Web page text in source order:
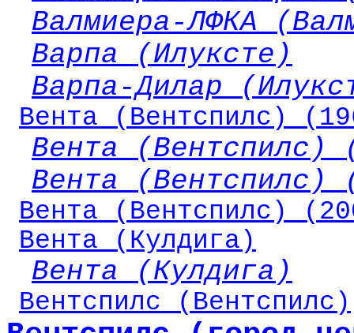
Валмиера-ЛФКА
Варпа (Илуксте)
Варпа-Дилар
Вента (Вентспилс)
Вента (Вентспилс)
Вента (Вентспилс)
Вента (Вентспилс)
Вента (Кулдига)
Вента (Кулдига)
Вентспилс (Вентспилс)